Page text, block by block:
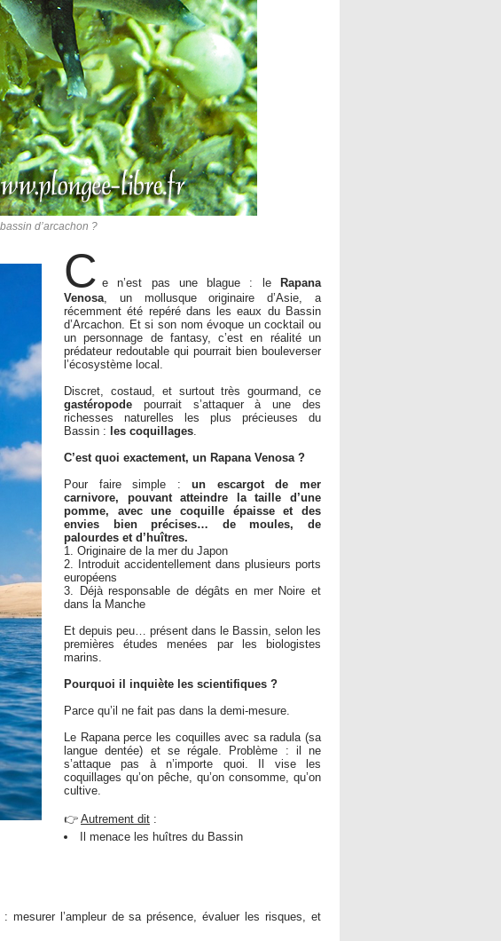
d’arcachon ?
C e n’est pas une blague : le
Rapana
Venosa, un mollusque originaire d’Asie, a
récemment été repéré dans les eaux du Bassin
d’Arcachon. Et si son nom évoque un cocktail ou
un personnage de fantasy, c’est en réalité un
prédateur redoutable qui pourrait bien bouleverser
l’écosystème local.
Discret, costaud, et surtout très gourmand, ce
gastéropode pourrait s’attaquer à une des
richesses naturelles les plus précieuses du
Bassin : les coquillages.
C’est quoi exactement, un Rapana Venosa ?
Pour faire simple :un escargot de mer
carnivore, pouvant atteindre la taille d’une
pomme, avec une coquille épaisse et des
envies bien précises… de moules, de
palourdes et d’huîtres.
Originaire de la mer du Japon
Introduit accidentellement dans plusieurs ports
européens
Déjà responsable de dégâts en mer Noire et
dans la Manche
Et depuis peu… présent dans le Bassin, selon les
premières études menées par les biologistes
marins.
Pourquoi il inquiète les scientifiques ?
Parce qu’il ne fait pas dans la demi-mesure.
Le Rapana perce les coquilles avec sa radula (sa
langue dentée) et se régale. Problème : il ne
s’attaque pas à n’importe quoi. Il vise les
coquillages qu’on pêche, qu’on consomme, qu’on
cultive.
👉 Autrement dit :
Il menace les huîtres du Bassin
mesurer l’ampleur de sa présence, évaluer les risques, et